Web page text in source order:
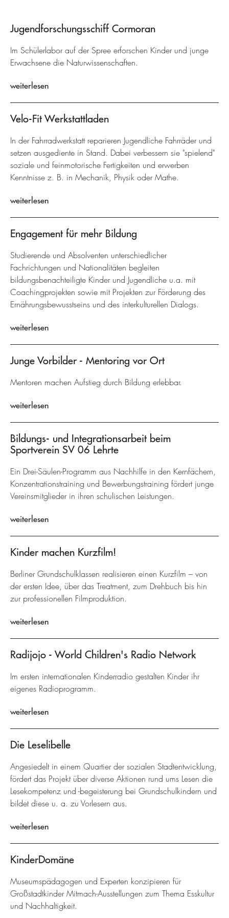
Jugendforschungsschiff Cormoran
Im Schülerlabor auf der Spree erforschen Kinder und junge
Erwachsene die Naturwissenschaften.
weiterlesen
Velo-Fit Werkstattladen
In der Fahrradwerkstatt reparieren Jugendliche Fahrräder und
setzen ausgediente in Stand. Dabei verbessern sie "spielend"
soziale und feinmotorische Fertigkeiten und erwerben
Kenntnisse z. B. in Mechanik, Physik oder Mathe.
weiterlesen
Engagement für mehr Bildung
Studierende und Absolventen unterschiedlicher
Fachrichtungen und Nationalitäten begleiten
bildungsbenachteiligte Kinder und Jugendliche u.a. mit
Coachingprojekten sowie mit Projekten zur Förderung des
Ernährungsbewusstseins und des interkulturellen Dialogs.
weiterlesen
Junge Vorbilder - Mentoring vor Ort
Mentoren machen Aufstieg durch Bildung erlebbar.
weiterlesen
Bildungs- und Integrationsarbeit beim
Sportverein SV 06 Lehrte
Ein Drei-Säulen-Programm aus Nachhilfe in den Kernfächern,
Konzentrationstraining und Bewerbungstraining fördert junge
Vereinsmitglieder in ihren schulischen Leistungen.
weiterlesen
Kinder machen Kurzfilm!
Berliner Grundschulklassen realisieren einen Kurzfilm – von
der ersten Idee, über das Treatment, zum Drehbuch bis hin
zur professionellen Filmproduktion.
weiterlesen
Radijojo - World Children's Radio Network
Im ersten internationalen Kinderradio gestalten Kinder ihr
eigenes Radioprogramm.
weiterlesen
Die Leselibelle
Angesiedelt in einem Quartier der sozialen Stadtentwicklung,
fördert das Projekt über diverse Aktionen rund ums Lesen die
Lesekompetenz und -begeisterung bei Grundschulkindern und
bildet diese u. a. zu Vorlesern aus.
weiterlesen
KinderDomäne
Museumspädagogen und Experten konzipieren für
Großstadtkinder Mitmach-Ausstellungen zum Thema Esskultur
und Nachhaltigkeit.